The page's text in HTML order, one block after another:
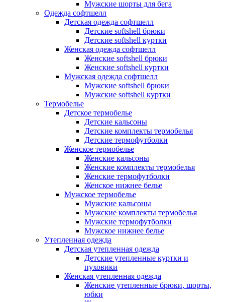
Мужские шорты для бега
Одежда софтшелл
Детская одежда софтшелл
Детские softshell брюки
Детские softshell куртки
Женская одежда софтшелл
Женские softshell брюки
Женские softshell куртки
Мужская одежда софтшелл
Мужские softshell брюки
Мужские softshell куртки
Термобелье
Детское термобелье
Детские кальсоны
Детские комплекты термобелья
Детские термофутболки
Женское термобелье
Женские кальсоны
Женские комплекты термобелья
Женские термофутболки
Женское нижнее белье
Мужское термобелье
Мужские кальсоны
Мужские комплекты термобелья
Мужские термофутболки
Мужское нижнее белье
Утепленная одежда
Детская утепленная одежда
Детские утепленные куртки и
пуховики
Женская утепленная одежда
Женские утепленные брюки, шорты,
юбки